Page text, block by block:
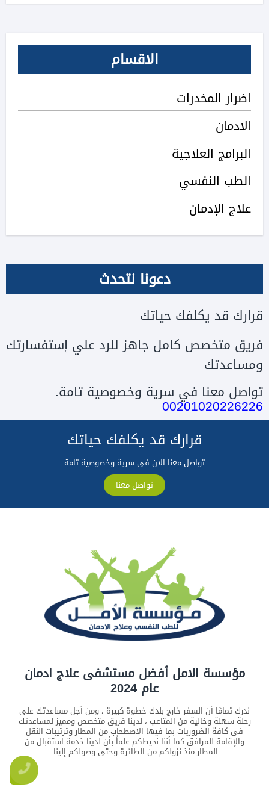
الاقسام
اضرار المخدرات
الادمان
البرامج العلاجية
الطب النفسي
علاج الإدمان
دعونا نتحدث
قرارك قد يكلفك حياتك
فريق متخصص كامل جاهز للرد علي إستفسارتك
ومساعدتك
تواصل معنا في سرية وخصوصية تامة.
00201020226226
قرارك قد يكلفك حياتك
تواصل معنا الان فى سرية وخصوصية تامة
تواصل معنا
مؤسسة الامل أفضل مستشفى علاج ادمان
عام 2024
ندرك تمامًا أن السفر خارج بلدك خطوة كبيرة ، ومن أجل مساعدتك على
رحلة سهلة وخالية من المتاعب ، لدينا فريق متخصص ومميز لمساعدتك
فى كافة الضروريات بما فيها الاصطحاب من المطار وترتيبات النقل
والإقامة للمرافق كما أننا نحيطكم علماً بأن لدينا خدمة استقبال من
المطار منذ نزولكم من الطائرة وحتى وصولكم إلينا.